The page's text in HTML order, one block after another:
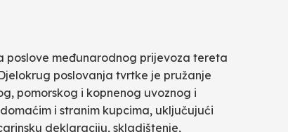
poslove međunarodnog prijevoza tereta
poslovanja tvrtke je pružanje
pomorskog i kopnenog uvoznog i
i stranim kupcima, uključujući
deklaraciju, skladištenje,